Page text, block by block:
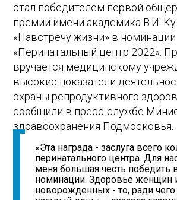
стал победителем первой
премии имени академика В.И.
«Навстречу жизни» в номинации
«Перинатальный центр 2022».
вручается медицинскому
высокие показатели
охраны репродуктивного
сообщили в пресс-службе
здравоохранения Подмосковья.
«Эта награда - заслуга всего
перинатального центра. Для
меня большая честь победить
номинации. Здоровье женщин
новорожденных - то, ради